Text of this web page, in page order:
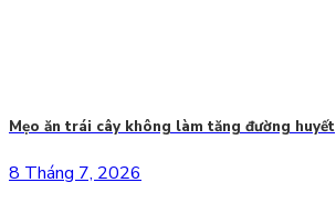
Mẹo ăn trái cây không làm tăng đường huyết
8 Tháng 7, 2026